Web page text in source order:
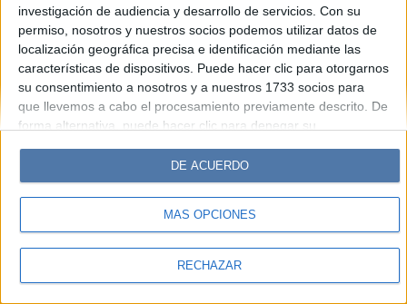
investigación de audiencia y desarrollo de servicios. Con su
permiso, nosotros y nuestros socios podemos utilizar datos de
localización geográfica precisa e identificación mediante las
características de dispositivos. Puede hacer clic para otorgarnos
su consentimiento a nosotros y a nuestros 1733 socios para
que llevemos a cabo el procesamiento previamente descrito. De
forma alternativa, puede hacer clic para denegar su
cambiar sus preferencias antes de otorgar su consentimiento.
Tenga en cuenta que algún procesamiento de sus datos
personales puede no requerir de su consentimiento, pero usted
tiene el derecho de rechazar tal procesamiento. Sus
sus preferencias o retirar su consentimiento en cualquier
MÁS OPCIONES
RECHAZAR
DE ACUERDO